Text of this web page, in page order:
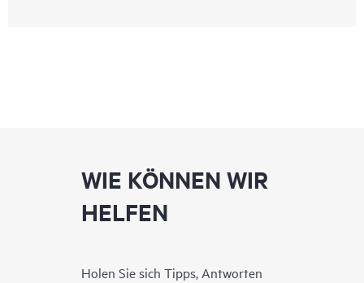
WIE KÖNNEN WIR
HELFEN
Holen Sie sich Tipps, Antworten